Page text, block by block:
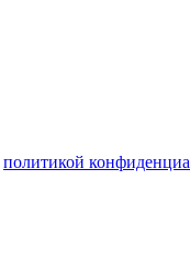
политикой